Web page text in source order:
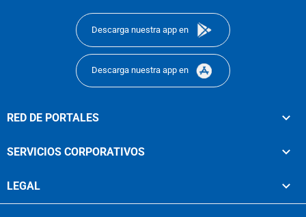
Descarga nuestra app en
Descarga nuestra app en
RED DE PORTALES
SERVICIOS CORPORATIVOS
LEGAL